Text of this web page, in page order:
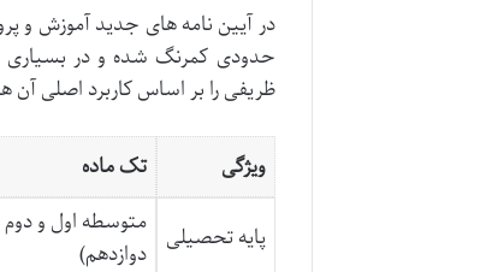
حدودی کمرنگ شده و در بسیاری
ظریفی را بر اساس کاربرد اصلی آن
ویژگی تک ماده
پایه تحصیلی
متوسطه اول و دوم
دوازدهم)